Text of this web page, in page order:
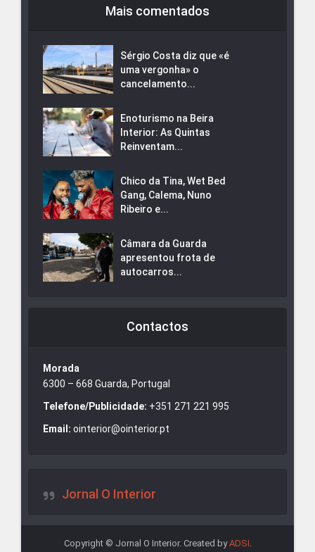
Mais comentados
Sérgio Costa diz que «é
uma vergonha» o
cancelamento...
Enoturismo na Beira
Interior: As Quintas
Reinventam...
Chico da Tina, Wet Bed
Gang, Calema, Nuno
Ribeiro e...
Câmara da Guarda
apresentou frota de
autocarros...
Contactos
Morada
6300 – 668 Guarda, Portugal
Telefone/Publicidade: +351 271 221 995
Email: ointerior@ointerior.pt
Jornal O Interior
Copyright © Jornal O Interior. Created byADSI